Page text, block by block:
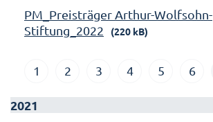
PM_Preisträger Arthur-Wolfsohn-
Stiftung_2022
(220 kB)
1 2 3 4 5 6
2021